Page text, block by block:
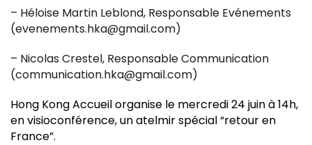
– Héloise Martin Leblond, Responsable Evénements
(evenements.hka@gmail.com)
– Nicolas Crestel, Responsable Communication
(communication.hka@gmail.com)
Hong Kong Accueil organise le mercredi 24 juin à 14h,
en visioconférence, un atelmir spécial “retour en
France”.